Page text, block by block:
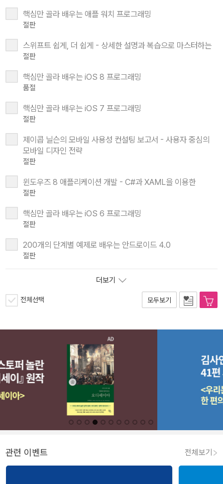
핵심만 골라 배우는 애플 워치 프로그래밍
절판
스위프트 쉽게, 더 쉽게 - 상세한 설명과 복습으로 마스터하는
절판
핵심만 골라 배우는 iOS 8 프로그래밍
품절
핵심만 골라 배우는 iOS 7 프로그래밍
절판
제이콥 닐슨의 모바일 사용성 컨설팅 보고서 - 사용자 중심의
모바일 디자인 전략
절판
윈도우즈 8 애플리케이션 개발 - C#과 XAML을 이용한
절판
핵심만 골라 배우는 iOS 6 프로그래밍
절판
200개의 단계별 예제로 배우는 안드로이드 4.0
절판
더보기
전체선택 모두보기
관련 이벤트 전체보기